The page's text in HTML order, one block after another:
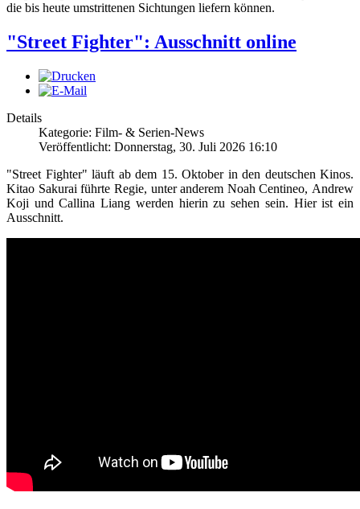
die bis heute umstrittenen Sichtungen liefern können.
"Street Fighter": Ausschnitt online
Details
Kategorie: Film- & Serien-News
Veröffentlicht: Donnerstag, 30. Juli 2026 16:10
"Street Fighter" läuft ab dem 15. Oktober in den deutschen Kinos.
Kitao Sakurai führte Regie, unter anderem Noah Centineo, Andrew
Koji und Callina Liang werden hierin zu sehen sein. Hier ist ein
Ausschnitt.